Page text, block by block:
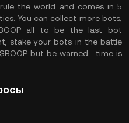
the world and comes in 5
You can collect more bots,
all to be the last bot
stake your bots in the battle
but be warned... time is